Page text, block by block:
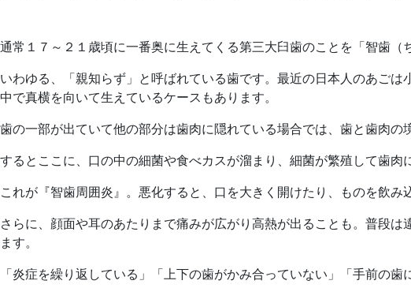
日
院
通常１７～２１歳頃に一番奥に生えてくる第三大臼歯のことを「智歯（
いわゆる、「親知らず」と呼ばれている歯です。最近の日本人のあご
中で真横を向いて生えているケースもあります。
歯の一部が出ていて他の部分は歯肉に隠れている場合では、歯と歯肉の
するとここに、口の中の細菌や食べカスが溜まり、細菌が繁殖して歯肉
これが『智歯周囲炎』。悪化すると、口を大きく開けたり、ものを飲み
さらに、顔面や耳のあたりまで痛みが広がり高熱が出ることも。普段
ます。
「炎症を繰り返している」「上下の歯がかみ合っていない」「手前の